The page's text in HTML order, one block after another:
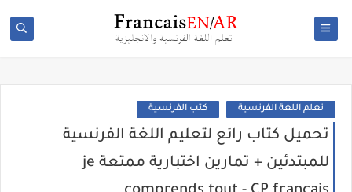
تعلم اللغة الفرنسية كتب الفرنسية
تحميل كتاب رائع لتعليم اللغة الفرنسية
للمبتدئين + تمارين اختبارية ممتعة je